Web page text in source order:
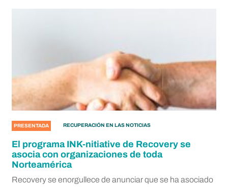
PRESENTADA RECUPERACIÓN EN LAS NOTICIAS
El programa INK-nitiative de Recovery se
asocia con organizaciones de toda
Norteamérica
Recovery se enorgullece de anunciar que se ha asociado